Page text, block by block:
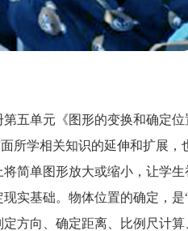
单元《图形的变换和确定位
所学相关知识的延伸和扩展，
简单图形放大或缩小，让学
实基础。物体位置的确定，是
方向、确定距离、比例尺计